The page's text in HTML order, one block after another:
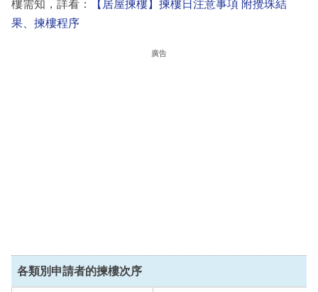
樓需知，詳看：
【居屋揀樓】揀樓日注意事項 附攪珠結
果、揀樓程序
廣告
各類別申請者的揀樓次序